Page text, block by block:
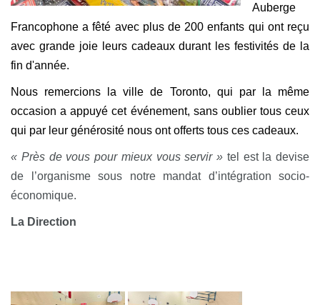
Auberge
Francophone a fêté avec plus de 200 enfants qui ont reçu
avec grande joie leurs cadeaux durant les festivités de la
fin d'année.
Nous remercions la ville de Toronto, qui par la même
occasion a appuyé cet événement, sans oublier tous ceux
qui par leur générosité nous ont offerts tous ces cadeaux.
« Près de vous pour mieux vous servir » tel est la devise
de l’organisme sous notre mandat d’intégration socio-
économique.
La Direction